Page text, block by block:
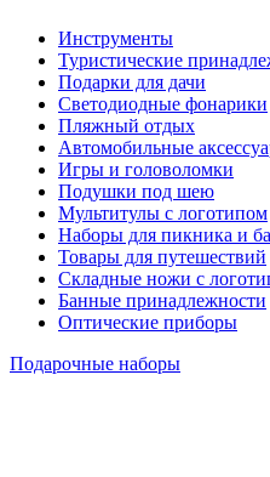
Инструменты
Туристические
Подарки для дачи
Светодиодные фонарики
Пляжный отдых
Автомобильные
Игры и головоломки
Подушки под шею
Мультитулы с логотипом
Наборы для пикника и
Товары для путешествий
Складные ножи с
Банные принадлежности
Оптические приборы
Подарочные наборы